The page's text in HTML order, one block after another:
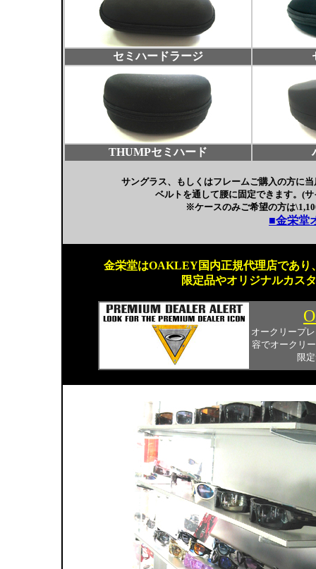
セミハードラージ
THUMPセミハード
サングラス、もしくはフレームご購入の方に
ベルトを通して腰に固定できます。(
※ケースのみご希望の方は\1,100
■金栄堂
金栄堂はOAKLEY国内正規代理店であり
限定品やオリジナルカス
オークリープ
容でオークリ
限